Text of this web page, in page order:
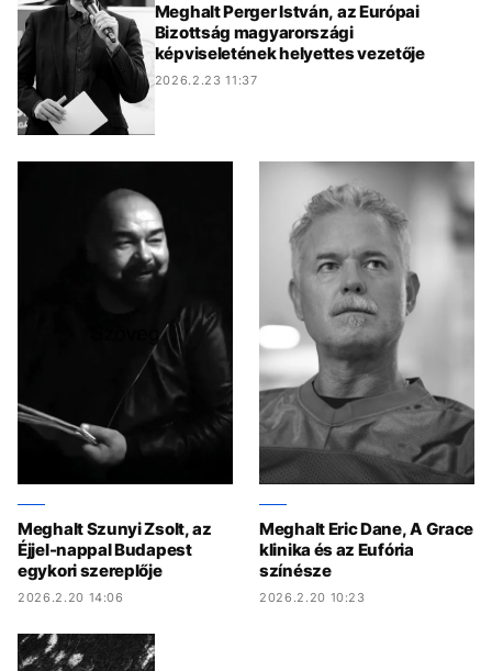
Meghalt Perger István, az Európai
Bizottság magyarországi
képviseletének helyettes vezetője
2026.2.23 11:37
Meghalt Szunyi Zsolt, az
Éjjel-nappal Budapest
egykori szereplője
2026.2.20 14:06
Meghalt Eric Dane, A Grace
klinika és az Eufória
színésze
2026.2.20 10:23